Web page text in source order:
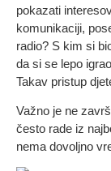
pokazati
komunikaciji,
radio? S kim si
da si se lepo
Takav pristup
Važno je ne
često rade iz
nema dovoljno